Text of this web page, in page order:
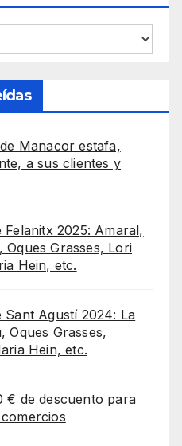
Manacor estafa,
a sus clientes y
Felanitx 2025: Amaral,
Oques Grasses, Lori
Hein, etc.
Sant Agustí 2024: La
Oques Grasses,
Hein, etc.
€ de descuento para